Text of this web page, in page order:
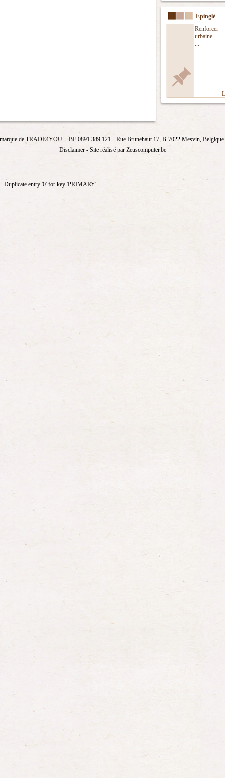
Epinglé
Renforcer
urbaine
...
de TRADE4YOU- BE 0891.389.121 - Rue Brunehaut 17, B-7022 Mesvin,
Disclaimer- Site réalisé par Zeuscomputer.be
Duplicate entry '0' for key 'PRIMARY'